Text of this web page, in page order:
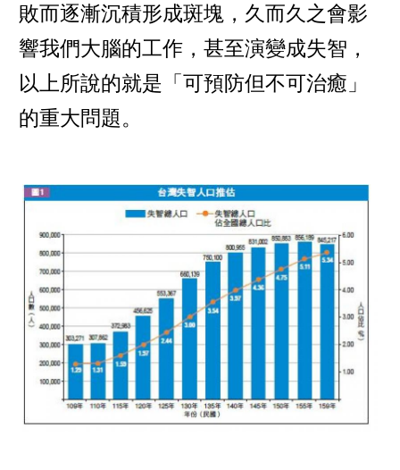
敗而逐漸沉積形成斑塊，久而久之會影
響我們大腦的工作，甚至演變成失智，
以上所說的就是「可預防但不可治癒」
的重大問題。